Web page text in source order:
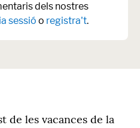
dels nostres
sessió o registra't.
de les vacances de la